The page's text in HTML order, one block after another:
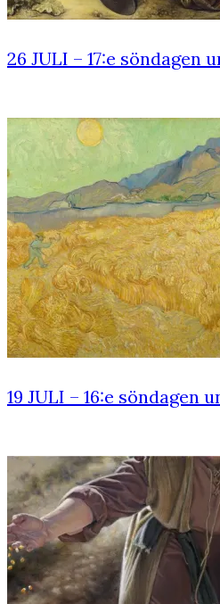
26 JULI – 17:e söndagen
19 JULI – 16:e söndagen